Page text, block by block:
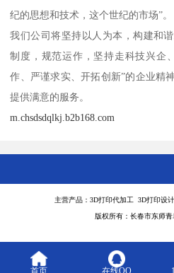
纪的思想和技术，这个世纪的市场”。
我们公司将坚持以人为本，构建和
制度，规范运作，坚持走科技兴企
作、严谨求实、开拓创新”的企业精
提供满意的服务。
m.chsdsdqlkj.b2b168.com
主营产品：3D打印代加工 3D打印设
版权所有：长春市东师
首页 在线QQ